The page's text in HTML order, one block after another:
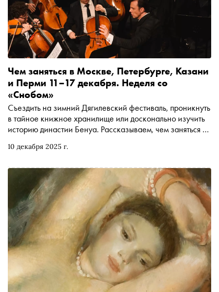
10 декабря 2025 г.
Чем заняться в Москве, Петербурге, Казани
и Перми 11–17 декабря. Неделя со
«Снобом»
Съездить на зимний Дягилевский фестиваль, проникнуть
в тайное книжное хранилище или досконально изучить
историю династии Бенуа. Рассказываем, чем заняться и